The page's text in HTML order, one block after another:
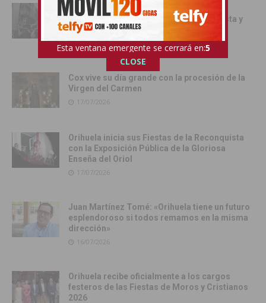
Orihuela inicia los actos oficiales de sus
Fiestas con el traslado de las Santas Justa y
Rufina
18/07/2026
Cox vive su día grande con la procesión de la
Virgen del Carmen
17/07/2026
Orihuela inicia sus Fiestas de la Reconquista
con la Exposición Pública de la Gloriosa
Enseña del Oriol
17/07/2026
Juan Martínez Tomé: «Orihuela tiene un futuro
esplendoroso si todos remamos en la misma
dirección»
16/07/2026
Orihuela recibe oficialmente a los cargos
festeros de las Fiestas de Moros y Cristianos
2026
Esta ventana emergente se cerrará en:4
CLOSE